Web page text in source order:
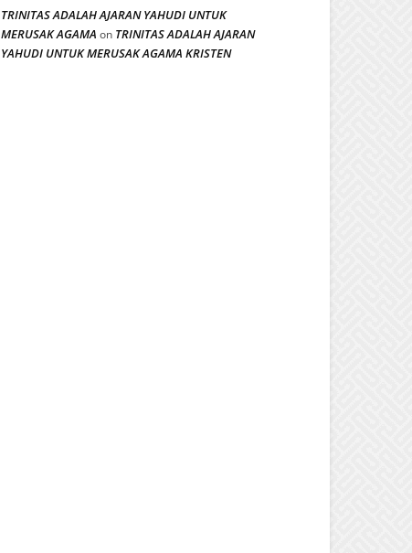
TRINITAS ADALAH AJARAN YAHUDI UNTUK
MERUSAK AGAMA on TRINITAS ADALAH AJARAN
YAHUDI UNTUK MERUSAK AGAMA KRISTEN